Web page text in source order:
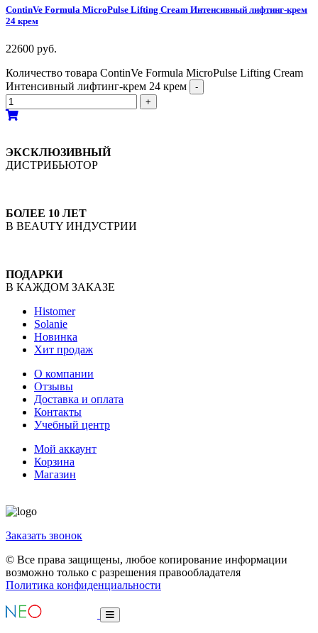
ContinVe Formula MicroPulse Lifting Cream Интенсивный лифтинг-крем
24 крем
22600 руб.
Количество товара ContinVe Formula MicroPulse Lifting Cream
Интенсивный лифтинг-крем 24 крем
-
+
ЭКСКЛЮЗИВНЫЙ
ДИСТРИБЬЮТОР
БОЛЕЕ 10 ЛЕТ
В BEAUTY ИНДУСТРИИ
ПОДАРКИ
В КАЖДОМ ЗАКАЗЕ
Histomer
Solanie
Новинка
Хит продаж
О компании
Отзывы
Доставка и оплата
Контакты
Учебный центр
Мой аккаунт
Корзина
Магазин
Заказать звонок
© Все права защищены, любое копирование информации
возможно только с разрешения правообладателя
Политика конфиденциальности